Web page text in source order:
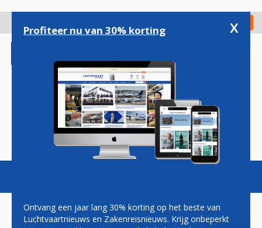
gaan
Check in
Magazine Podcasts Vacatures
Profiteer nu van 30% korting x
Ontvang een jaar lang 30% korting op het beste van
Luchtvaartnieuws en Zakenreisnieuws. Krijg onbeperkt